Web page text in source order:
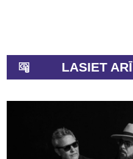
LASIET ARĪ